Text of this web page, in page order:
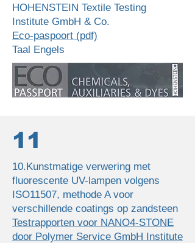
HOHENSTEIN Textile Testing
Institute GmbH & Co.
Eco-paspoort (pdf)
Taal Engels
11
10.Kunstmatige verwering met
fluorescente UV-lampen volgens
ISO11507, methode A voor
verschillende coatings op zandsteen
Testrapporten voor NANO4-STONE
door Polymer Service GmbH Institute